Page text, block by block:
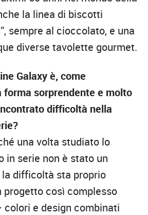
la linea di biscotti
sempre al cioccolato, e una
diverse tavolette gourmet.
Galaxy è, come
sorprendente e molto
difficoltà nella
una volta studiato lo
in serie non è stato un
la difficoltà sta proprio
progetto così complesso
colori e design combinati